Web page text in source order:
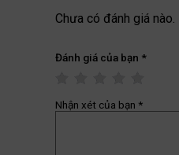
Chưa có đánh giá nào.
Đánh giá của bạn *
Nhận xét của bạn *